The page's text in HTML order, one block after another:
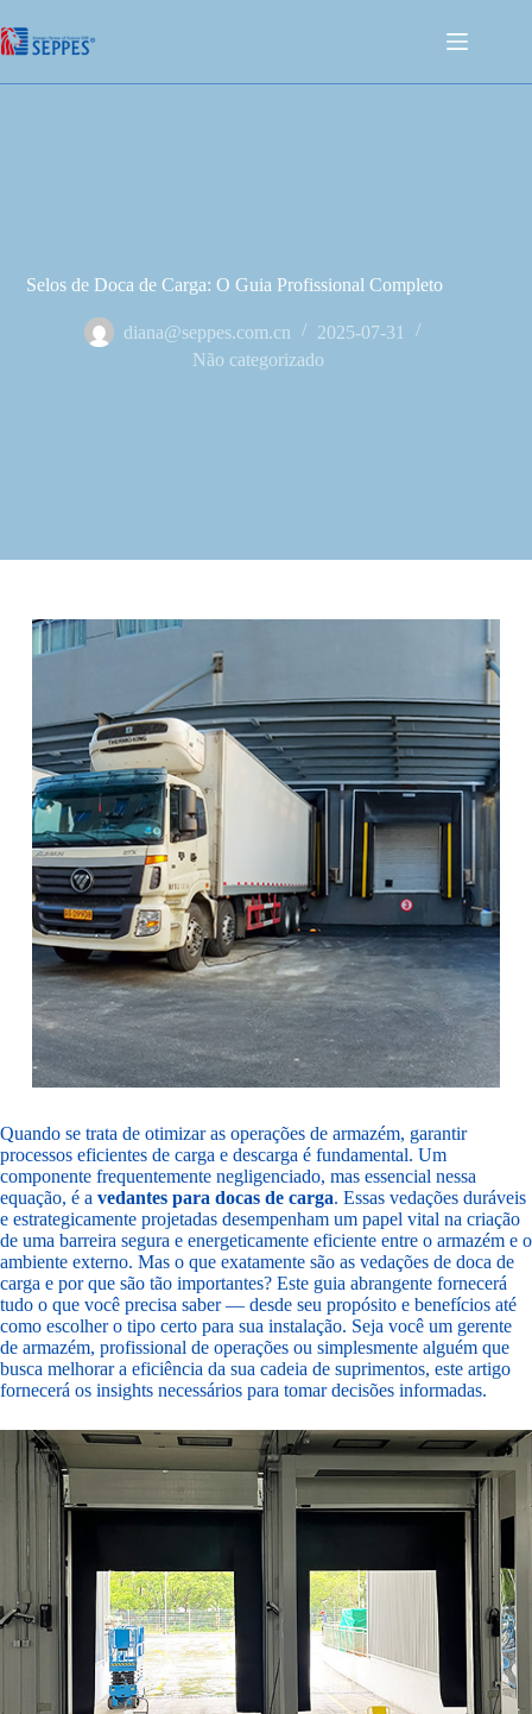
Selos de Doca de Carga: O Guia Profissional Completo
diana@seppes.com.cn
2025-07-31
Não categorizado
Quando se trata de otimizar as operações de armazém, garantir
processos eficientes de carga e descarga é fundamental. Um
componente frequentemente negligenciado, mas essencial nessa
equação, é a vedantes para docas de carga. Essas vedações duráveis
e estrategicamente projetadas desempenham um papel vital na criação
de uma barreira segura e energeticamente eficiente entre o armazém e o
ambiente externo. Mas o que exatamente são as vedações de doca de
carga e por que são tão importantes? Este guia abrangente fornecerá
tudo o que você precisa saber — desde seu propósito e benefícios até
como escolher o tipo certo para sua instalação. Seja você um gerente
de armazém, profissional de operações ou simplesmente alguém que
busca melhorar a eficiência da sua cadeia de suprimentos, este artigo
fornecerá os insights necessários para tomar decisões informadas.